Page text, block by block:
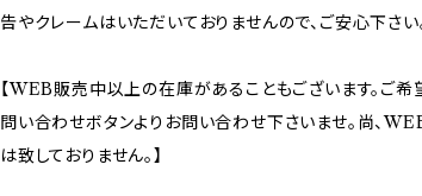
告やクレームはいただいておりませんので、ご安心下さい
【WEB販売中以上の在庫があることもございます。ご
問い合わせボタンよりお問い合わせ下さいませ。尚、
は致しておりません。】